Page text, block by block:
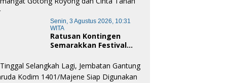
Senin, 3 Agustus 2026, 10:31
WITA
Ratusan Kontingen
Semarakkan Festival
Wujud Nyata Semangat
Gotong Royong dan